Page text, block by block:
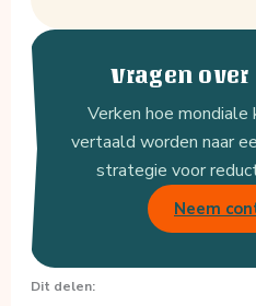
Vragen over
Verken hoe
vertaald worden naar
strategie voor
Neem
Dit delen: